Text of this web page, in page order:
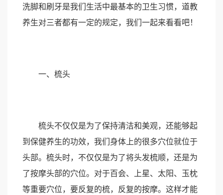
洗脚和刷牙是我们生活中最基本的卫生习惯，道教
养生对三者都有一定的规定，我们一起来看看吧！
一、梳头
梳头不仅仅是为了保持清洁和美观，还能够起
到保健养生的功效，我们身体上的很多穴位就位于
头部。梳头时，不仅仅是为了将头发梳顺，还是为
了按摩头部的穴位。对于百会、上星、太阳、玉枕
等重要穴位，要反复的梳，反复的按摩。这样才能